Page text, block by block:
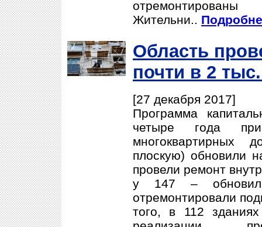
Жительни..
Область
почти в 2
[27 декабря 2017]
Программа
четыре года
многоквартирных
плоскую) обновили
провели ремонт
у 147 –
отремонтировали
того, в 112